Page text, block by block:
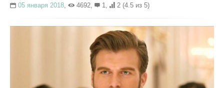
05 января 2018, 4692, 1, 2 (4.5 из 5)